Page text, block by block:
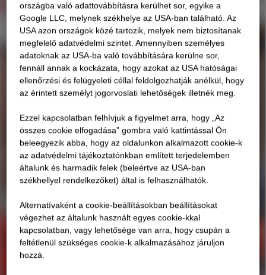
országba való adattovábbításra kerülhet sor, egyike a
Google LLC, melynek székhelye az USA-ban található. Az
USA azon országok közé tartozik, melyek nem biztosítanak
megfelelő adatvédelmi szintet. Amennyiben személyes
adatoknak az USA-ba való továbbítására kerülne sor,
fennáll annak a kockázata, hogy azokat az USA hatóságai
ellenőrzési és felügyeleti céllal feldolgozhatják anélkül, hogy
az érintett személyt jogorvoslati lehetőségek illetnék meg.
Ezzel kapcsolatban felhívjuk a figyelmet arra, hogy „Az
összes cookie elfogadása” gombra való kattintással Ön
beleegyezik abba, hogy az oldalunkon alkalmazott cookie-k
az adatvédelmi tájékoztatónkban említett terjedelemben
általunk és harmadik felek (beleértve az USA-ban
székhellyel rendelkezőket) által is felhasználhatók.
Alternatívaként a cookie-beállításokban beállításokat
végezhet az általunk használt egyes cookie-kkal
kapcsolatban, vagy lehetősége van arra, hogy csupán a
feltétlenül szükséges cookie-k alkalmazásához járuljon
hozzá.